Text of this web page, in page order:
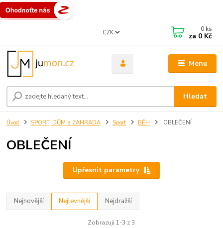
Menu
CZK
Hledat
0 ks
za 0 Kč
Úvod SPORT, DŮM a ZAHRADA Sport BĚH OBLEČENÍ
OBLEČENÍ
Upřesnit parametry
Nejnovější Nejlevnější Nejdražší
Zobrazuji 1-3 z 3